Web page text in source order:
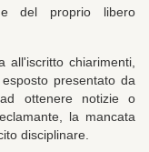
del proprio libero
all'iscritto chiarimenti,
presentato da
ottenere notizie o
la mancata
disciplinare.